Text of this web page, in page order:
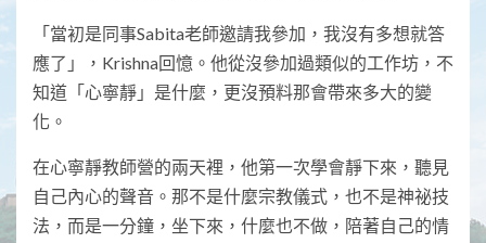
「當初是同事Sabita老師邀請我參加，我沒有多想就答
應了」，Krishna回憶。他從沒參加過類似的工作坊，不
知道「心寧靜」是什麼，更沒預料那會帶來多大的變
化。
在心寧靜教師營的兩天裡，他第一次學會靜下來，聽見
自己內心的聲音。那不是什麼宗教儀式，也不是神祕技
法，而是一分鐘，坐下來，什麼也不做，陪著自己的情